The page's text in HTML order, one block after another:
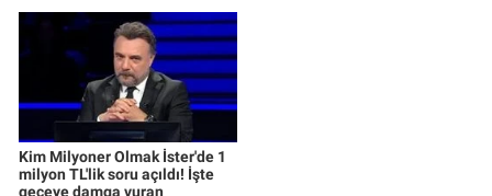
Kim Milyoner Olmak İster'de 1
milyon TL'lik soru açıldı! İşte
geceye damga vuran